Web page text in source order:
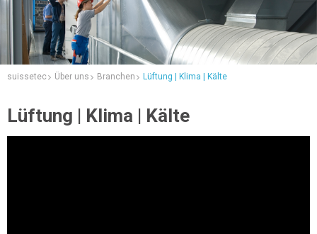
suissetec Über uns Branchen Lüftung | Klima | Kälte
Lüftung | Klima | Kälte